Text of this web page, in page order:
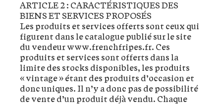
ARTICLE 2 : CARACTÉRISTIQUES DES
BIENS ET SERVICES PROPOSÉS
Les produits et services offerts sont ceux qui
figurent dans le catalogue publié sur le site
du vendeur www.frenchfripes.fr. Ces
produits et services sont offerts dans la
limite des stocks disponibles, les produits
« vintage » étant des produits d’occasion et
donc uniques. Il n’y a donc pas de possibilité
de vente d’un produit déjà vendu. Chaque